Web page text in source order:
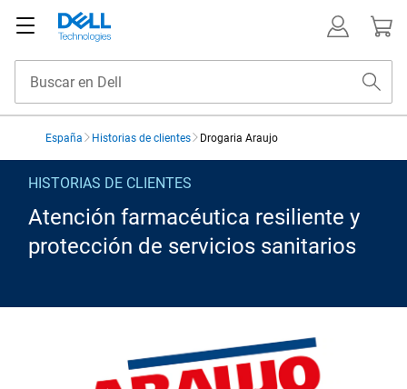
España Historias de clientes Drogaria Araujo
Drogaria Araujo
HISTORIAS DE CLIENTES
Atención farmacéutica resiliente y
protección de servicios sanitarios